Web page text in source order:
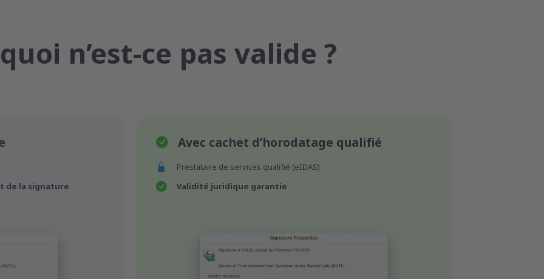
n’est-ce pas valide ?
de la signature
Avec cachet d’horodatage qualifié
Prestataire de services qualifié (eIDAS)
Validité juridique garantie